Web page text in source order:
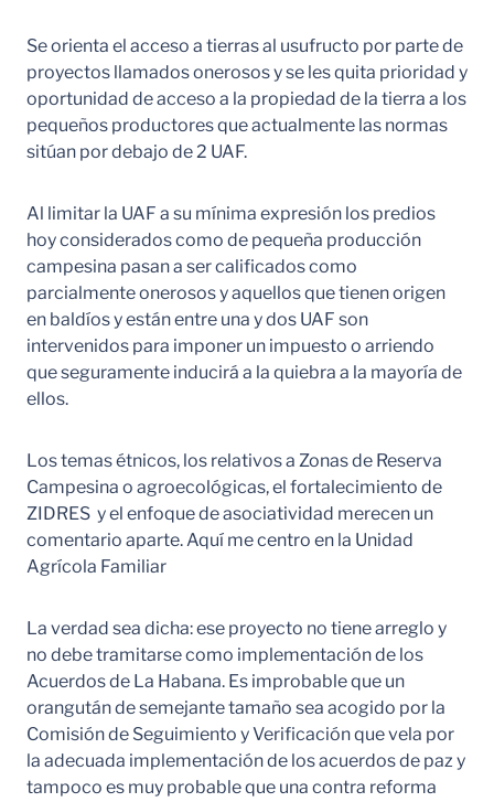
Se orienta el acceso a tierras al usufructo por parte de
proyectos llamados onerosos y se les quita prioridad y
oportunidad de acceso a la propiedad de la tierra a los
pequeños productores que actualmente las normas
sitúan por debajo de 2 UAF.
Al limitar la UAF a su mínima expresión los predios
hoy considerados como de pequeña producción
campesina pasan a ser calificados como
parcialmente onerosos y aquellos que tienen origen
en baldíos y están entre una y dos UAF son
intervenidos para imponer un impuesto o arriendo
que seguramente inducirá a la quiebra a la mayoría de
ellos.
Los temas étnicos, los relativos a Zonas de Reserva
Campesina o agroecológicas, el fortalecimiento de
ZIDRES y el enfoque de asociatividad merecen un
comentario aparte. Aquí me centro en la Unidad
Agrícola Familiar
La verdad sea dicha: ese proyecto no tiene arreglo y
no debe tramitarse como implementación de los
Acuerdos de La Habana. Es improbable que un
orangután de semejante tamaño sea acogido por la
Comisión de Seguimiento y Verificación que vela por
la adecuada implementación de los acuerdos de paz y
tampoco es muy probable que una contra reforma